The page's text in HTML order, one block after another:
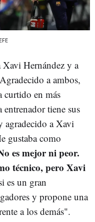
EFE
Hernández y a
a ambos,
curtido en más
entrenador tiene sus
agradecido a Xavi
gustaba como
es mejor ni peor.
técnico, pero Xavi
es un gran
y propone una
a los demás".